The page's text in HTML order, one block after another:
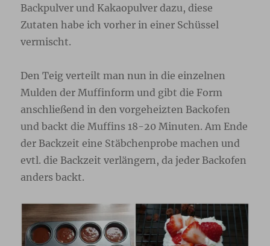
Backpulver und Kakaopulver dazu, diese
Zutaten habe ich vorher in einer Schüssel
vermischt.
Den Teig verteilt man nun in die einzelnen
Mulden der Muffinform und gibt die Form
anschließend in den vorgeheizten Backofen
und backt die Muffins 18-20 Minuten. Am Ende
der Backzeit eine Stäbchenprobe machen und
evtl. die Backzeit verlängern, da jeder Backofen
anders backt.